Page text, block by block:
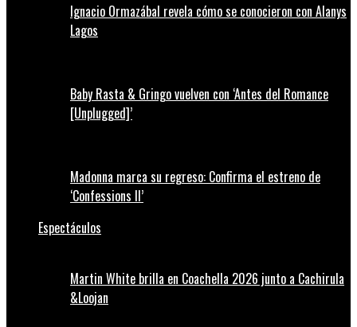
Ignacio Ormazábal revela cómo se conocieron con Alanys
Lagos
Baby Rasta & Gringo vuelven con ‘Antes del Romance
[Unplugged]’
Madonna marca su regreso: Confirma el estreno de
‘Confessions II’
Espectáculos
Martin White brilla en Coachella 2026 junto a Cachirula
&Loojan